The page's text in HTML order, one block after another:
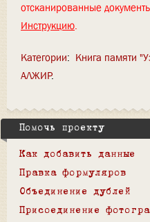
отсканированные
Инструкцию.
Категории: Книга памяти
АЛЖИР
Помочь проекту
Как добавить данные
Правка формуляров
Объединение дублей
Присоединение